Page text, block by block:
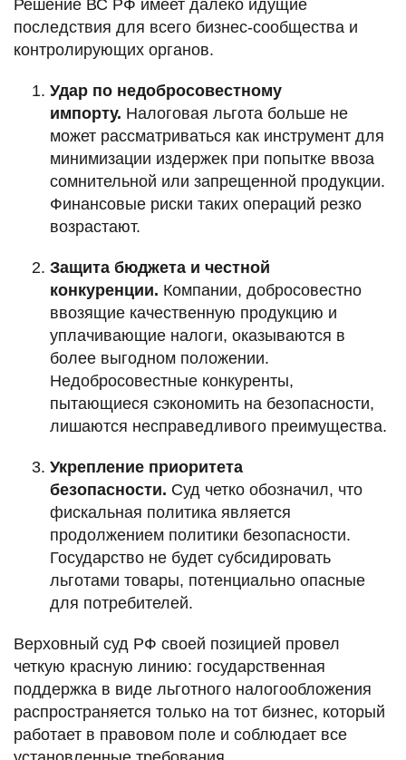
Решение ВС РФ имеет далеко идущие
последствия для всего бизнес-сообщества и
контролирующих органов.
Удар по недобросовестному
импорту. Налоговая льгота больше не
может рассматриваться как инструмент для
минимизации издержек при попытке ввоза
сомнительной или запрещенной продукции.
Финансовые риски таких операций резко
возрастают.
Защита бюджета и честной
конкуренции. Компании, добросовестно
ввозящие качественную продукцию и
уплачивающие налоги, оказываются в
более выгодном положении.
Недобросовестные конкуренты,
пытающиеся сэкономить на безопасности,
лишаются несправедливого преимущества.
Укрепление приоритета
безопасности. Суд четко обозначил, что
фискальная политика является
продолжением политики безопасности.
Государство не будет субсидировать
льготами товары, потенциально опасные
для потребителей.
Верховный суд РФ своей позицией провел
четкую красную линию: государственная
поддержка в виде льготного налогообложения
распространяется только на тот бизнес, который
работает в правовом поле и соблюдает все